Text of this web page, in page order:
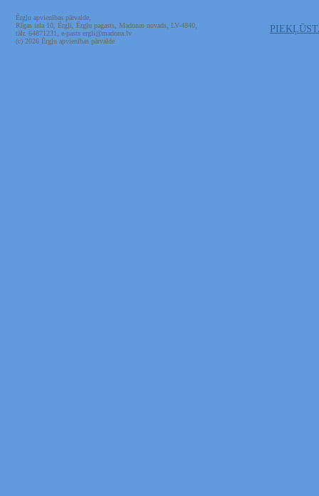
Ērgļu apvienības pārvalde,
Rīgas iela 10, Ērgļi, Ērgļu pagasts, Madonas novads, LV-4840,
tālr. 64871231, e-pasts ergli@madona.lv
(c) 2026 Ērgļu apvienības pārvalde